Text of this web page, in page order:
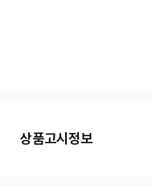
상품고시정보